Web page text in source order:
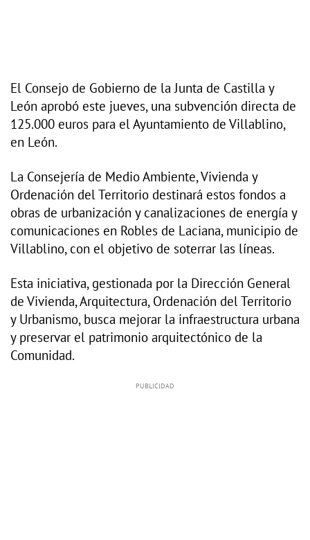
El Consejo de Gobierno de la Junta de Castilla y
León aprobó este jueves, una subvención directa de
125.000 euros para el Ayuntamiento de Villablino,
en León.
La Consejería de Medio Ambiente, Vivienda y
Ordenación del Territorio destinará estos fondos a
obras de urbanización y canalizaciones de energía y
comunicaciones en Robles de Laciana, municipio de
Villablino, con el objetivo de soterrar las líneas.
Esta iniciativa, gestionada por la Dirección General
de Vivienda, Arquitectura, Ordenación del Territorio
y Urbanismo, busca mejorar la infraestructura urbana
y preservar el patrimonio arquitectónico de la
Comunidad.